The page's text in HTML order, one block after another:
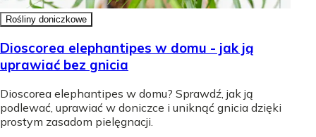
Rośliny doniczkowe
Dioscorea elephantipes w domu - jak ją
uprawiać bez gnicia
Dioscorea elephantipes w domu? Sprawdź, jak ją
podlewać, uprawiać w doniczce i uniknąć gnicia dzięki
prostym zasadom pielęgnacji.